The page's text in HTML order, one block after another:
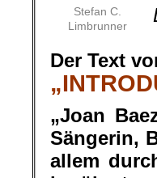
Stefan C.
Limbrunner
Der Text
„Joan
Sängerin,
allem